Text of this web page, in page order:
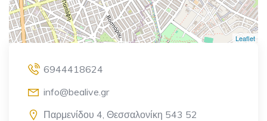
Leaflet
6944418624
info@bealive.gr
Παρμενίδου 4, Θεσσαλονίκη 543 52